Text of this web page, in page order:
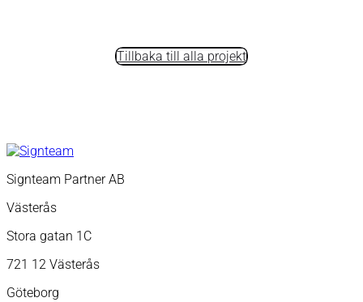
Tillbaka till alla projekt
Signteam Partner AB
Västerås
Stora gatan 1C
721 12 Västerås
Göteborg